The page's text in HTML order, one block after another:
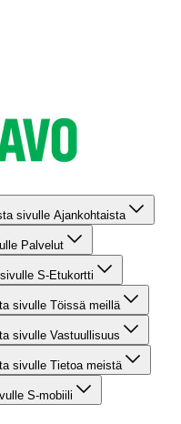
sivulle Ajankohtaista
Palvelut
S-Etukortti
sivulle Töissä meillä
sivulle Vastuullisuus
sivulle Tietoa meistä
S-mobiili